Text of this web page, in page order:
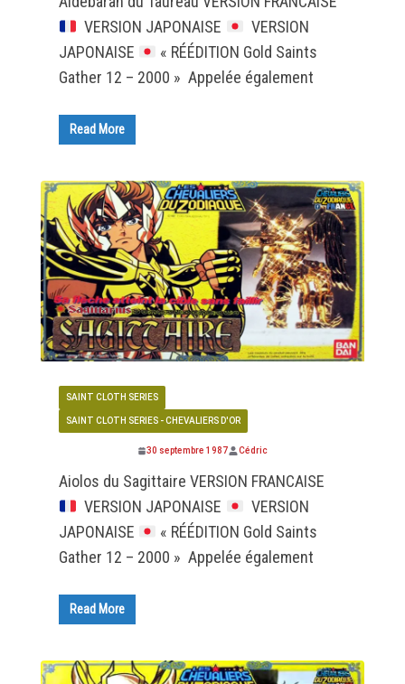
VERSION JAPONAISE
VERSION
JAPONAISE
« RÉÉDITION Gold Saints
Gather 12 – 2000 » Appelée également
Read More
SAINT CLOTH SERIES
SAINT CLOTH SERIES - CHEVALIERS D'OR
30 septembre 1987 Cédric
Aiolos du Sagittaire VERSION FRANCAISE
VERSION JAPONAISE
VERSION
JAPONAISE
« RÉÉDITION Gold Saints
Gather 12 – 2000 » Appelée également
Read More